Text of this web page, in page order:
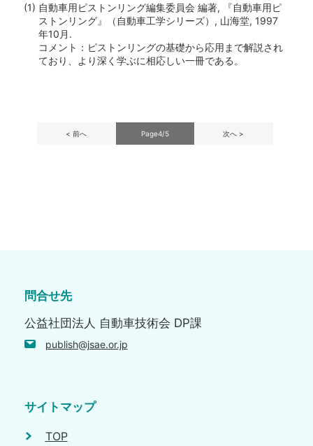
(1) 自動車用ピストンリング編集委員会 編著, 『自動車用ピ
ストンリング』（自動車工学シリーズ）, 山海堂, 1997
年10月.
コメント：ピストンリングの基礎から応用まで解説され
ており、より深く学ぶに相応しい一冊である。
< 前へ Page4/5 次へ >
問合せ先
公益社団法人 自動車技術会 DP課
publish@jsae.or.jp
サイトマップ
TOP